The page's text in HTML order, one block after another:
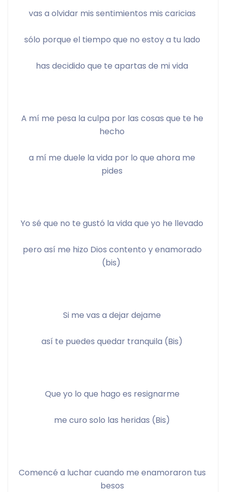
vas a olvidar mis sentimientos mis caricias
sólo porque el tiempo que no estoy a tu lado
has decidido que te apartas de mi vida
A mí me pesa la culpa por las cosas que te he
hecho
a mí me duele la vida por lo que ahora me
pides
Yo sé que no te gustó la vida que yo he llevado
pero así me hizo Dios contento y enamorado
(bis)
Si me vas a dejar dejame
así te puedes quedar tranquila (Bis)
Que yo lo que hago es resignarme
me curo solo las heridas (Bis)
Comencé a luchar cuando me enamoraron tus
besos